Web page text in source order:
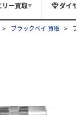
リー買取▼ ダイ
ブラックベイ 買取